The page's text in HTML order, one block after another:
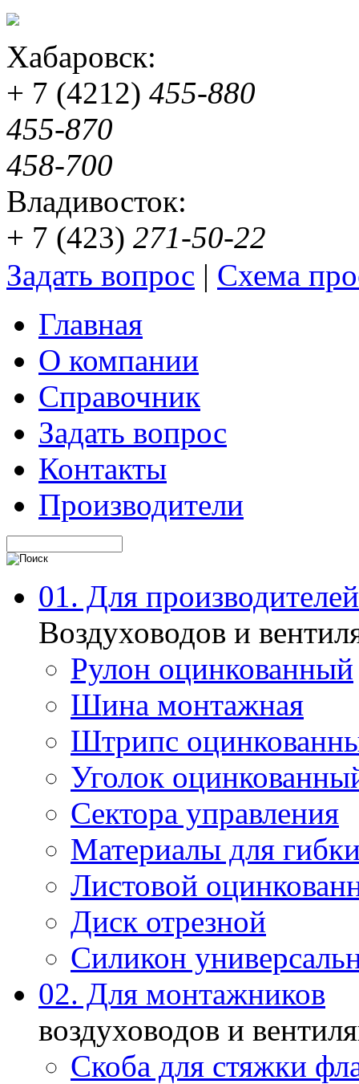
Хабаровск:
+ 7 (4212) 455-880
455-870
458-700
Владивосток:
+ 7 (423) 271-50-22
Задать вопрос | Схема
Главная
О компании
Справочник
Задать вопрос
Контакты
Производители
01. Для производителей
Воздуховодов и
Рулон оцинкованный
Шина монтажная
Штрипс
Уголок
Сектора управления
Материалы для
Листовой
Диск отрезной
Силикон
02. Для монтажников
воздуховодов и
Скоба для стяжки